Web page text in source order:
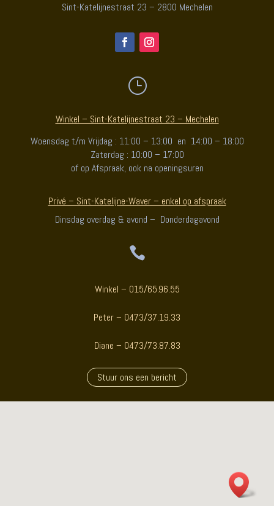
Sint-Katelijnestraat 23 – 2800 Mechelen
}
Winkel – Sint-Katelijnestraat 23 – Mechelen
Woensdag t/m Vrijdag : 11:00 – 13:00 en 14:00 – 18:00
Zaterdag : 10:00 – 17:00
of op Afspraak, ook na openingsuren
Privé – Sint-Katelijne-Waver – enkel op afspraak
Dinsdag overdag & avond – Donderdagavond

Winkel – 015/65.96.55
Peter – 0473/37.19.33
Diane – 0473/73.87.83
Stuur ons een bericht